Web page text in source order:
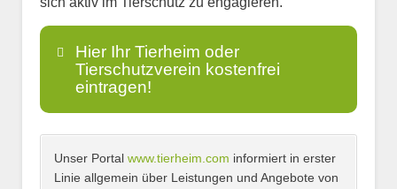
Hier Ihr Tierheim oder
Tierschutzverein kostenfrei
eintragen!
Name*
Unser Portal www.tierheim.com informiert in erster
Linie allgemein über Leistungen und Angebote von